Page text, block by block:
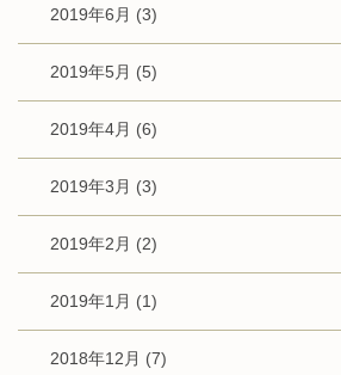
2019年6月 (3)
2019年5月 (5)
2019年4月 (6)
2019年3月 (3)
2019年2月 (2)
2019年1月 (1)
2018年12月 (7)